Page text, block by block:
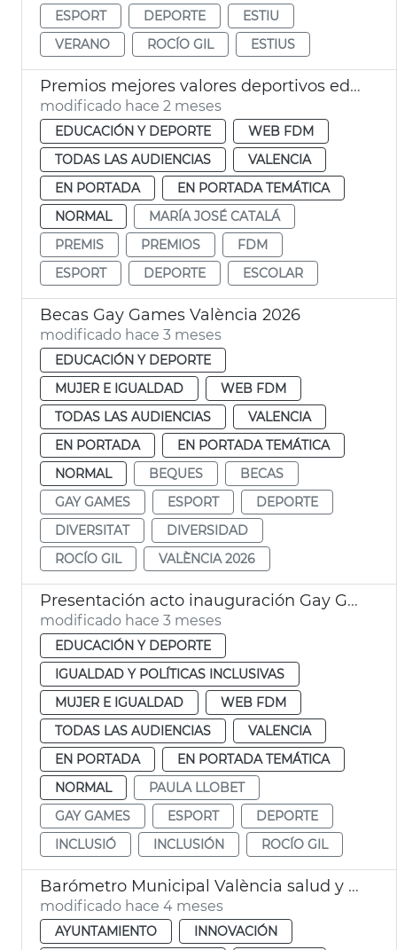
ESPORT DEPORTE
ESTIU
VERANO
ROCÍO GIL ESTIUS
Premios mejores valores deportivos edad escolar València
modificado hace 2 meses
EDUCACIÓN Y DEPORTE
WEB FDM
TODAS LAS AUDIENCIAS
VALENCIA
EN PORTADA
EN PORTADA TEMÁTICA
NORMAL
MARÍA JOSÉ CATALÁ
PREMIS
PREMIOS
FDM
ESPORT
DEPORTE ESCOLAR
Becas Gay Games València 2026
modificado hace 3 meses
EDUCACIÓN Y DEPORTE
MUJER E IGUALDAD
WEB FDM
TODAS LAS AUDIENCIAS
VALENCIA
EN PORTADA
EN PORTADA TEMÁTICA
NORMAL
BEQUES
BECAS
GAY GAMES
ESPORT
DEPORTE
DIVERSITAT
DIVERSIDAD
ROCÍO GIL
VALÈNCIA 2026
Presentación acto inauguración Gay Games València 2026
modificado hace 3 meses
EDUCACIÓN Y DEPORTE
IGUALDAD Y POLÍTICAS INCLUSIVAS
MUJER E IGUALDAD
WEB FDM
TODAS LAS AUDIENCIAS
VALENCIA
EN PORTADA
EN PORTADA TEMÁTICA
NORMAL
PAULA LLOBET
GAY GAMES
ESPORT
DEPORTE
INCLUSIÓ
INCLUSIÓN ROCÍO GIL
Barómetro Municipal València salud y deporte
modificado hace 4 meses
AYUNTAMIENTO
INNOVACIÓN